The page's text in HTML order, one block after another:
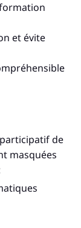
et évite
de
masquées